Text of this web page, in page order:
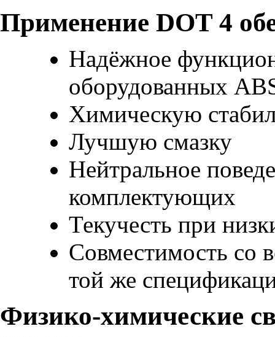
Применение DOT 4
Надёжное
оборудованных
Химическую
Лучшую смазку
Нейтральное
комплектующих
Текучесть при
Совместимость со
той же
Физико-химические